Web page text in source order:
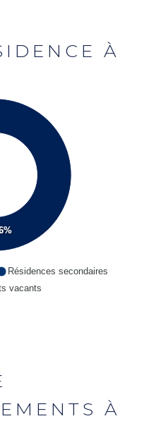
À
Résidences secondaires
vacants
À